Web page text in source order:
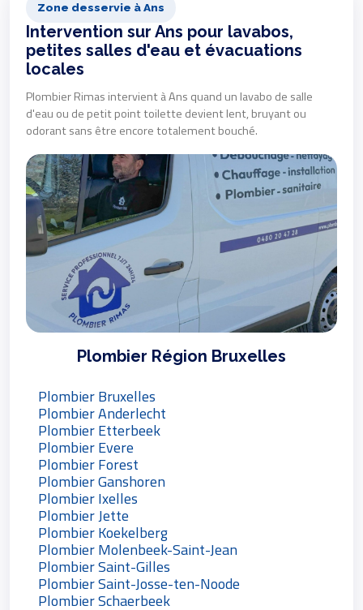
Zone desservie à Ans
Intervention sur Ans pour lavabos,
petites salles d'eau et évacuations
locales
Plombier Rimas intervient à Ans quand un lavabo de salle
d'eau ou de petit point toilette devient lent, bruyant ou
odorant sans être encore totalement bouché.
Plombier Région Bruxelles
Plombier Bruxelles
Plombier Anderlecht
Plombier Etterbeek
Plombier Evere
Plombier Forest
Plombier Ganshoren
Plombier Ixelles
Plombier Jette
Plombier Koekelberg
Plombier Molenbeek-Saint-Jean
Plombier Saint-Gilles
Plombier Saint-Josse-ten-Noode
Plombier Schaerbeek